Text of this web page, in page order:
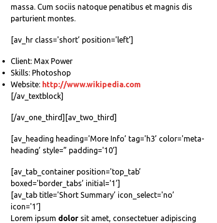
massa. Cum sociis natoque penatibus et magnis dis
parturient montes.
[av_hr class='short’ position='left’]
Client: Max Power
Skills: Photoshop
Website: http://www.wikipedia.com
[/av_textblock]
[/av_one_third][av_two_third]
[av_heading heading='More Info’ tag='h3’ color='meta-
heading’ style=” padding='10’]
[av_tab_container position='top_tab’
boxed='border_tabs’ initial='1’]
[av_tab title='Short Summary’ icon_select='no’
icon='1’]
Lorem ipsum dolor sit amet, consectetuer adipiscing